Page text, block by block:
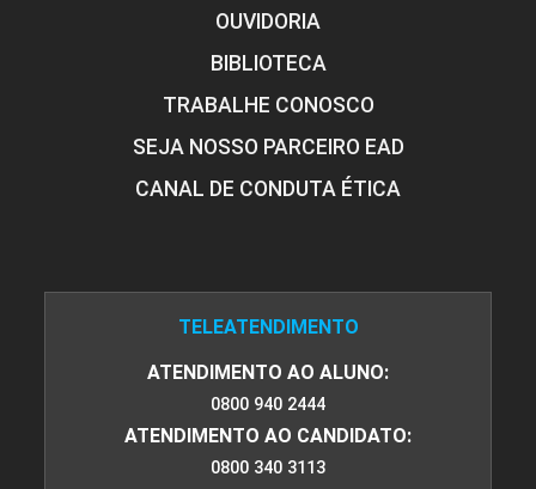
OUVIDORIA
BIBLIOTECA
TRABALHE CONOSCO
SEJA NOSSO PARCEIRO EAD
CANAL DE CONDUTA ÉTICA
TELEATENDIMENTO
ATENDIMENTO AO ALUNO:
0800 940 2444
ATENDIMENTO AO CANDIDATO:
0800 340 3113